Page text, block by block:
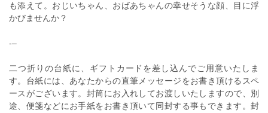
も添えて。おじいちゃん、おばあちゃんの幸せそうな顔、目に浮
かびませんか？
‐–
二つ折りの台紙に、ギフトカードを差し込んでご用意いたしま
す。台紙には、あなたからの直筆メッセージをお書き頂けるスペ
ースがございます。封筒にお入れしてお渡しいたしますので、別
途、便箋などにお手紙をお書き頂いて同封する事もできます。封